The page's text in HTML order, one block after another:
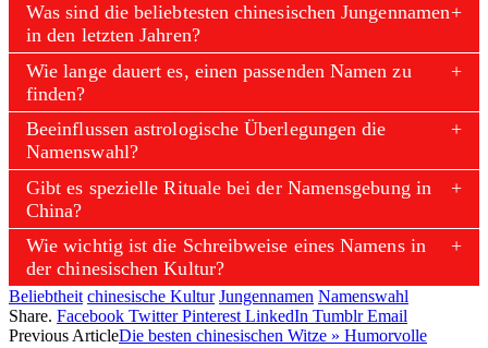
Was sind die beliebtesten chinesischen Jungennamen
in den letzten Jahren?
Wie lange dauert es, einen passenden Namen zu
finden?
Beeinflussen astrologische Überlegungen die
Namenswahl?
Gibt es spezielle Rituale bei der Namensgebung in
China?
Wie wichtig ist die Schreibweise eines Namens in
der chinesischen Kultur?
Beliebtheit chinesische Kultur Jungennamen Namenswahl
Share. Facebook Twitter Pinterest LinkedIn Tumblr Email
Previous ArticleDie besten chinesischen Witze » Humorvolle